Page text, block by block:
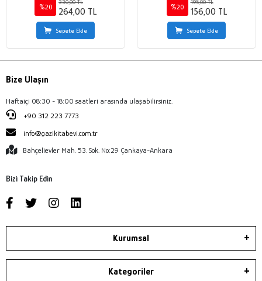
%20
330,00 TL
264,00 TL
Sepete Ekle
%20
195,00 TL
156,00 TL
Sepete Ekle
Bize Ulaşın
Haftaiçi 08:30 - 18:00 saatleri arasında ulaşabilirsiniz.
+90 312 223 7773
info@gazikitabevi.com.tr
Bahçelievler Mah. 53. Sok. No:29 Çankaya-Ankara
Bizi Takip Edin
Kurumsal
Kategoriler